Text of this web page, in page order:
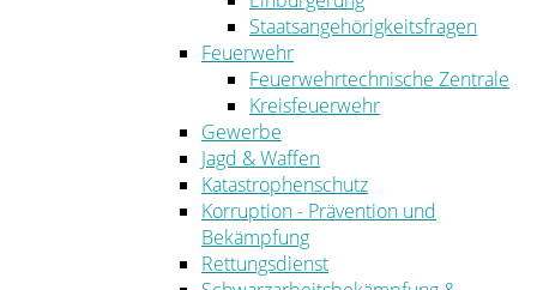
Staatsangehörigkeitsfragen
Feuerwehr
Feuerwehrtechnische Zentrale
Kreisfeuerwehr
Gewerbe
Jagd & Waffen
Katastrophenschutz
Korruption - Prävention und
Bekämpfung
Rettungsdienst